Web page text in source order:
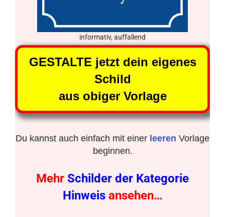
informativ, auffallend
GESTALTE jetzt dein eigenes
Schild
aus obiger Vorlage
Du kannst auch einfach mit einer leeren Vorlage
beginnen.
Mehr Schilder der Kategorie
Hinweis ansehen…